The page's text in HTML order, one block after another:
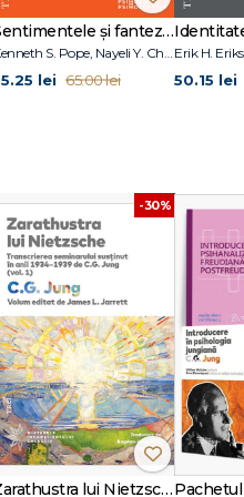
Sentimentele și fanteziile sexuale ale terapeuților
lei 65.00 lei
Erik H.
50.15 lei
-30%
Zarathustra lui Nietzsche